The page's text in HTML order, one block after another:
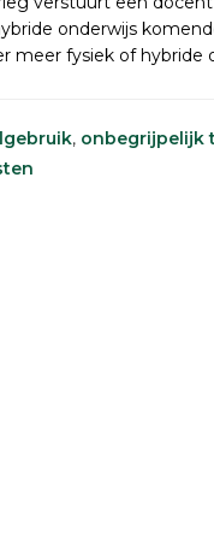
onderwijs
meer fysiek of hybride
, onbegrijpelijk